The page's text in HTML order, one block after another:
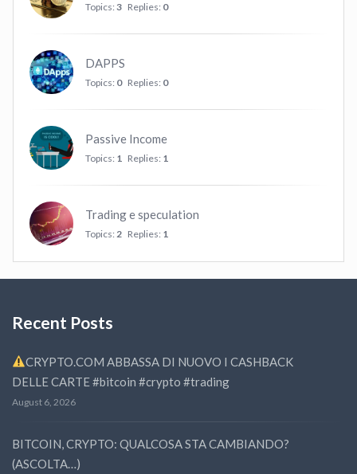
Topics: 3 Replies: 0
DAPPS
Topics: 0 Replies: 0
Passive Income
Topics: 1 Replies: 1
Trading e speculation
Topics: 2 Replies: 1
Recent Posts
CRYPTO.COM ABBASSA DI NUOVO I CASHBACK
DELLE CARTE #bitcoin #crypto #trading
August 6, 2026
BITCOIN, CRYPTO: QUALCOSA STA CAMBIANDO?
(ASCOLTA…)